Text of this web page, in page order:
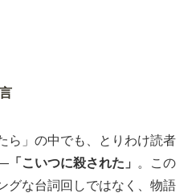
ら」の中でも、とりわけ読者
「こいつに殺された」
。この
グな台詞回しではなく、物語